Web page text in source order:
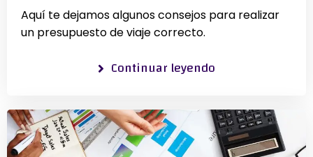
Aquí te dejamos algunos consejos para realizar
un presupuesto de viaje correcto.
Continuar leyendo